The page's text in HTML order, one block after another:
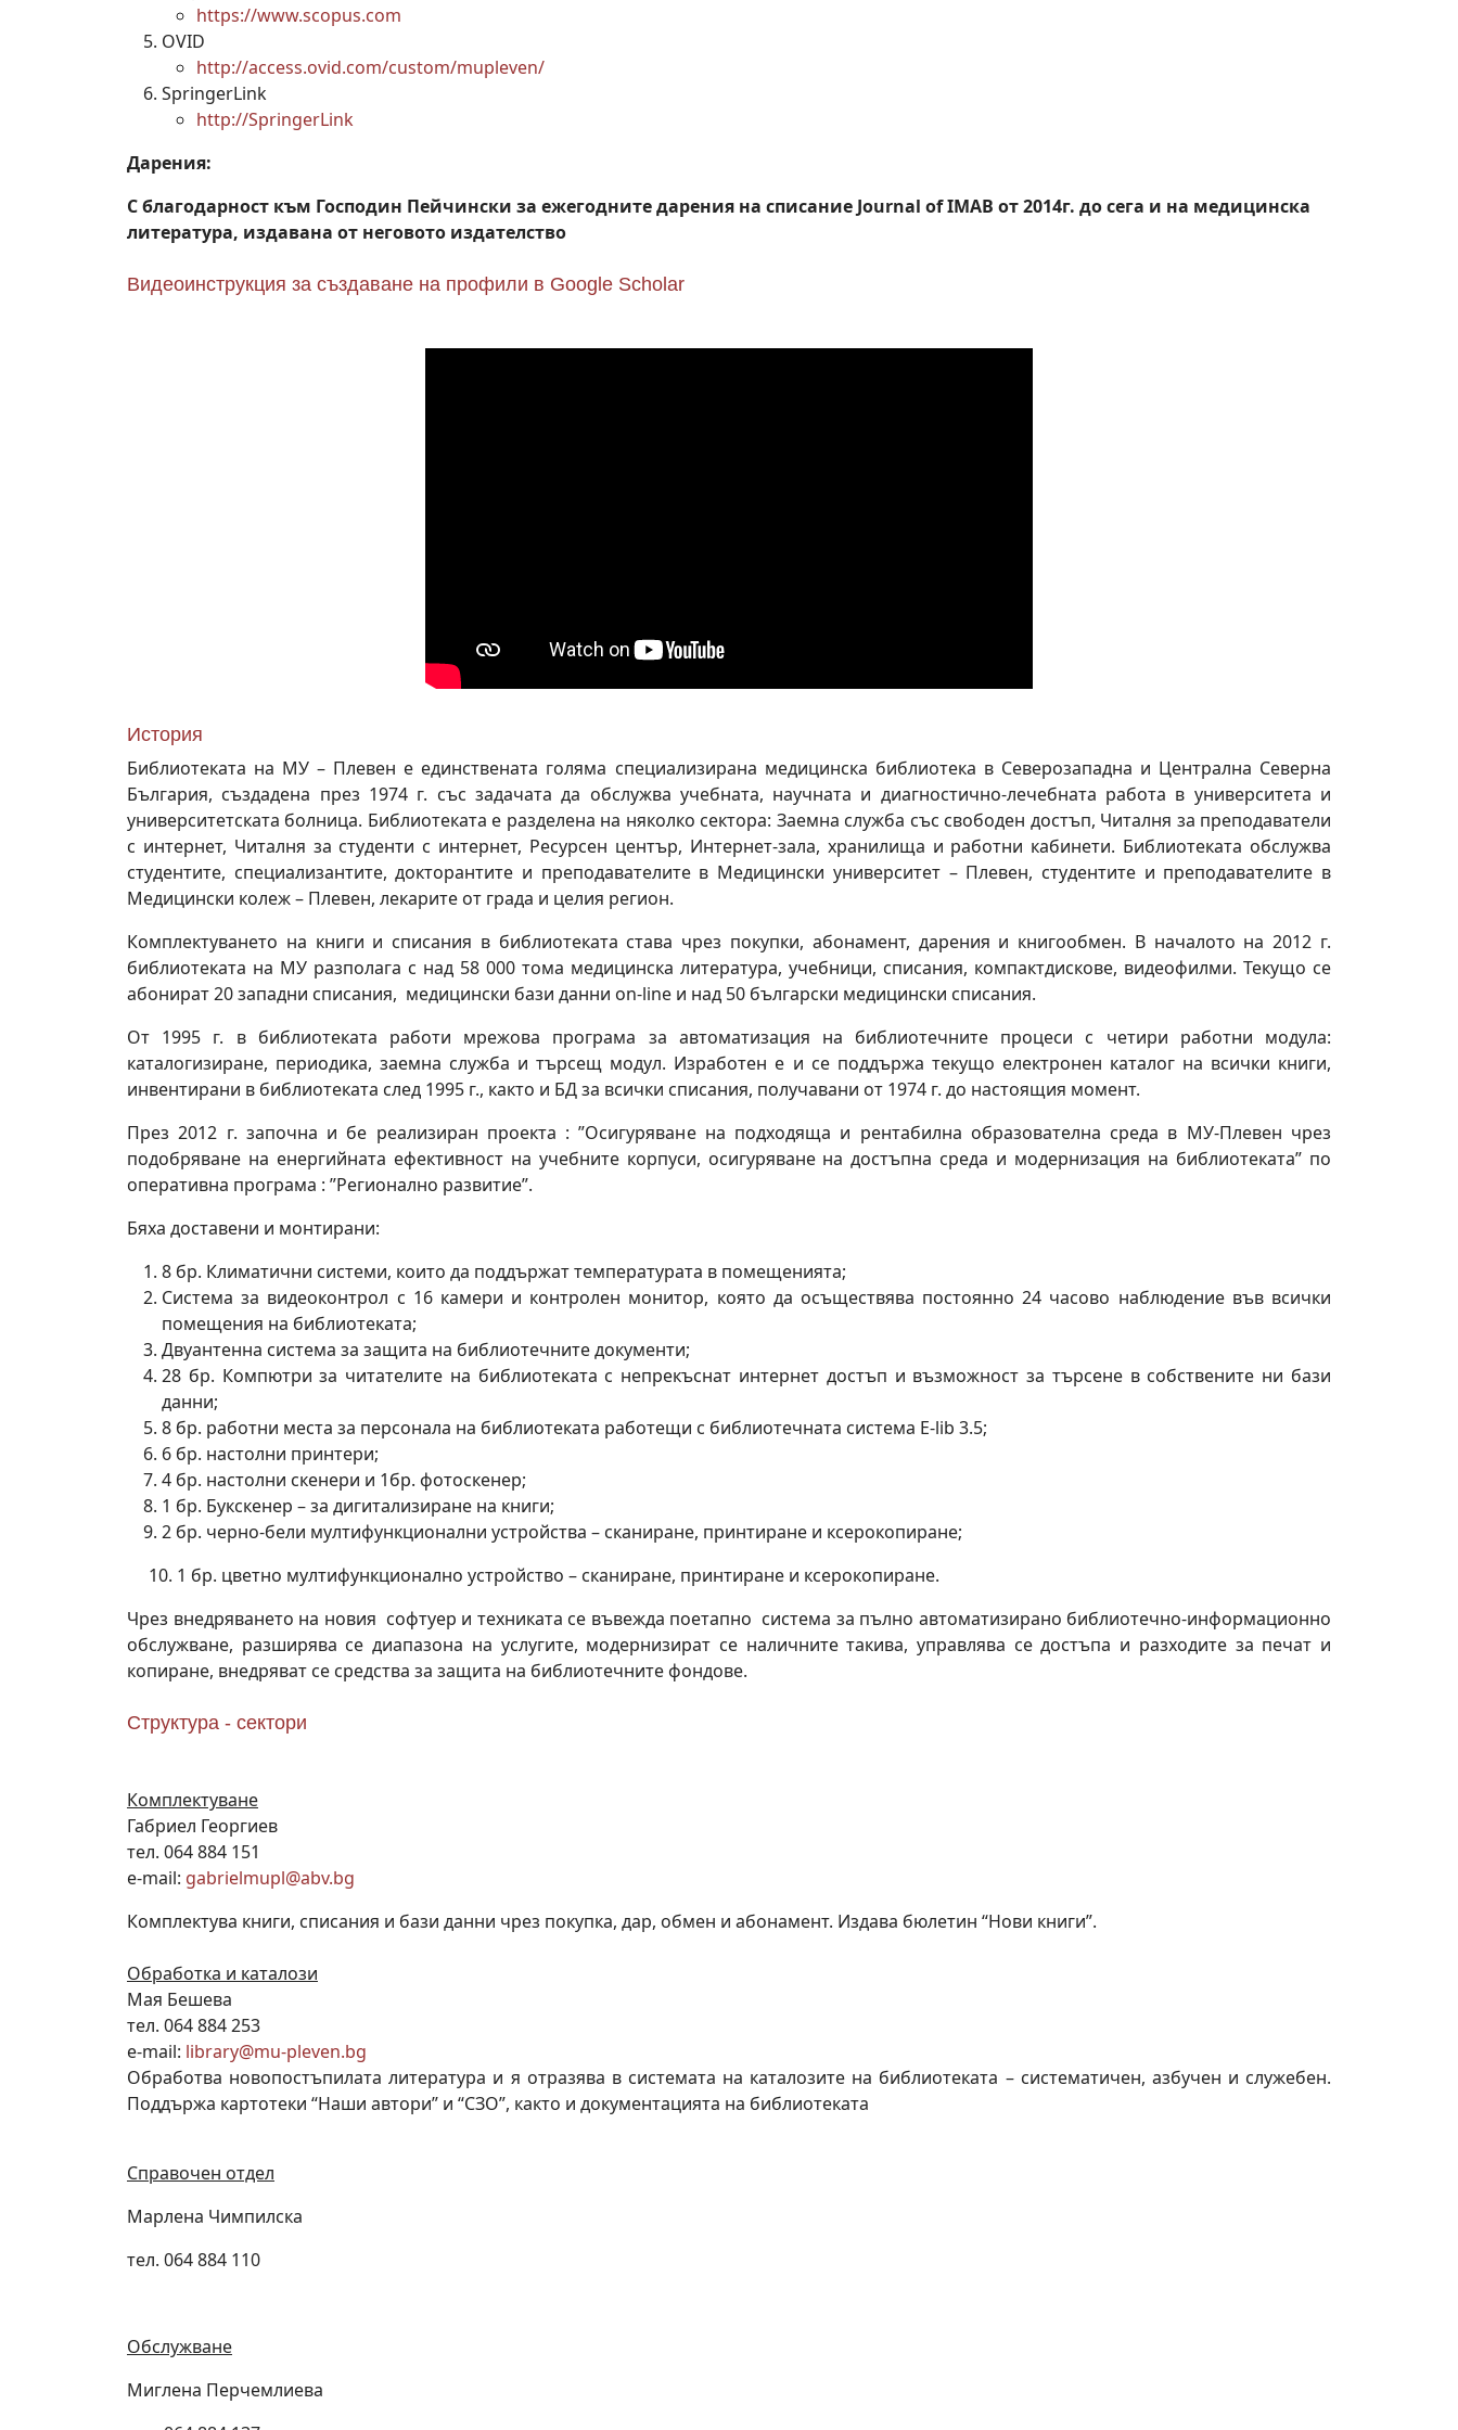
https://www.scopus.com
OVID
http://access.ovid.com/custom/mupleven/
SpringerLink
http://SpringerLink
Дарения:
С благодарност към Господин Пейчински за ежегодните дарения на списание Journal of IMAB от 2014г. до сега и на медицинска
литература, издавана от неговото издателство
Видеоинструкция за създаване на профили в Google Scholar
История
Библиотеката на МУ – Плевен е единствената голяма специализирана медицинска библиотека в Северозападна и Централна Северна
България, създадена през 1974 г. със задачата да обслужва учебната, научната и диагностично-лечебната работа в университета и
университетската болница. Библиотеката е разделена на няколко сектора: Заемна служба със свободен достъп, Читалня за преподаватели
с интернет, Читалня за студенти с интернет, Ресурсен център, Интернет-зала, хранилища и работни кабинети. Библиотеката обслужва
студентите, специализантите, докторантите и преподавателите в Медицински университет – Плевен, студентите и преподавателите в
Медицински колеж – Плевен, лекарите от града и целия регион.
Комплектуването на книги и списания в библиотеката става чрез покупки, абонамент, дарения и книгообмен. В началото на 2012 г.
библиотеката на МУ разполага с над 58 000 тома медицинска литература, учебници, списания, компактдискове, видеофилми. Текущо се
абонират 20 западни списания, медицински бази данни on-line и над 50 български медицински списания.
От 1995 г. в библиотеката работи мрежова програма за автоматизация на библиотечните процеси с четири работни модула:
каталогизиране, периодика, заемна служба и търсещ модул. Изработен е и се поддържа текущо електронен каталог на всички книги,
инвентирани в библиотеката след 1995 г., както и БД за всички списания, получавани от 1974 г. до настоящия момент.
През 2012 г. започна и бе реализиран проекта : ”Осигуряване на подходяща и рентабилна образователна среда в МУ-Плевен чрез
подобряване на енергийната ефективност на учебните корпуси, осигуряване на достъпна среда и модернизация на библиотеката” по
оперативна програма : ”Регионално развитие”.
Бяха доставени и монтирани:
8 бр. Климатични системи, които да поддържат температурата в помещенията;
Система за видеоконтрол с 16 камери и контролен монитор, която да осъществява постоянно 24 часово наблюдение във всички
помещения на библиотеката;
Двуантенна система за защита на библиотечните документи;
28 бр. Компютри за читателите на библиотеката с непрекъснат интернет достъп и възможност за търсене в собствените ни бази
данни;
8 бр. работни места за персонала на библиотеката работещи с библиотечната система E-lib 3.5;
6 бр. настолни принтери;
4 бр. настолни скенери и 1бр. фотоскенер;
1 бр. Букскенер – за дигитализиране на книги;
2 бр. черно-бели мултифункционални устройства – сканиране, принтиране и ксерокопиране;
10. 1 бр. цветно мултифункционално устройство – сканиране, принтиране и ксерокопиране.
Чрез внедряването на новия софтуер и техниката се въвежда поетапно система за пълно автоматизирано библиотечно-информационно
обслужване, разширява се диапазона на услугите, модернизират се наличните такива, управлява се достъпа и разходите за печат и
копиране, внедряват се средства за защита на библиотечните фондове.
Структура - сектори
Комплектуване
Габриел Георгиев
тел. 064 884 151
e-mail: gabrielmupl@abv.bg
Комплектува книги, списания и бази данни чрез покупка, дар, обмен и абонамент. Издава бюлетин “Нови книги”.
Обработка и каталози
Мая Бешева
тел. 064 884 253
e-mail: library@mu-pleven.bg
Обработва новопостъпилата литература и я отразява в системата на каталозите на библиотеката – систематичен, азбучен и служебен.
Поддържа картотеки “Наши автори” и “СЗО”, както и документацията на библиотеката
Справочен отдел
Марлена Чимпилска
тел. 064 884 110
Обслужване
Миглена Перчемлиева